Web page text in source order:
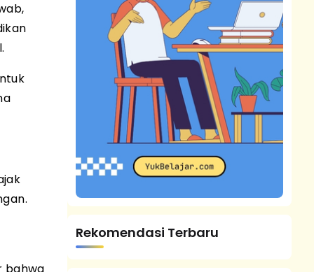
Rekomendasi Terbaru